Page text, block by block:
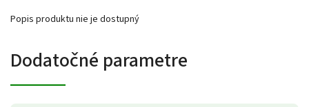
Popis produktu nie je dostupný
Dodatočné parametre